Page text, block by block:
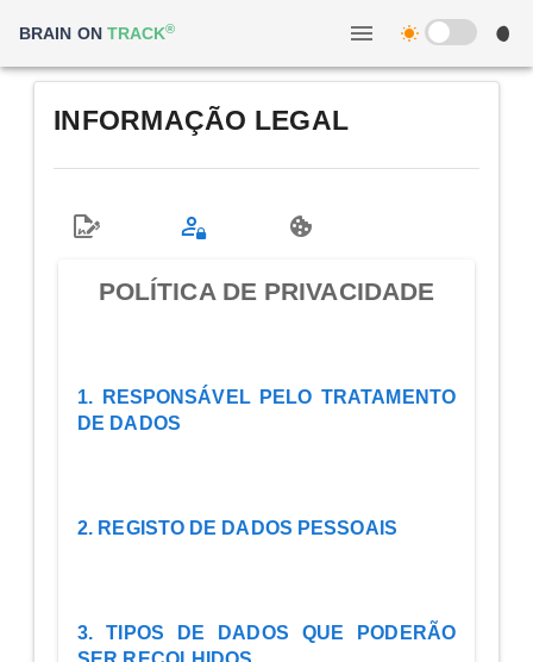
BRAIN ON TRACK®
INFORMAÇÃO LEGAL
POLÍTICA DE PRIVACIDADE
1. RESPONSÁVEL PELO TRATAMENTO
DE DADOS
2. REGISTO DE DADOS PESSOAIS
3. TIPOS DE DADOS QUE PODERÃO